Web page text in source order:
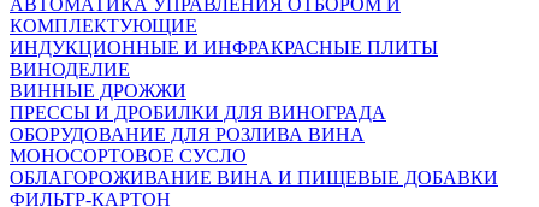
АВТОМАТИКА УПРАВЛЕНИЯ ОТБОРОМ И
КОМПЛЕКТУЮЩИЕ
ИНДУКЦИОННЫЕ И ИНФРАКРАСНЫЕ ПЛИТЫ
ВИНОДЕЛИЕ
ВИННЫЕ ДРОЖЖИ
ПРЕССЫ И ДРОБИЛКИ ДЛЯ ВИНОГРАДА
ОБОРУДОВАНИЕ ДЛЯ РОЗЛИВА ВИНА
МОНОСОРТОВОЕ СУСЛО
ОБЛАГОРОЖИВАНИЕ ВИНА И ПИЩЕВЫЕ ДОБАВКИ
ФИЛЬТР-КАРТОН